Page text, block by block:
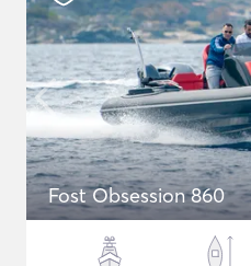
Fost Obsession 860